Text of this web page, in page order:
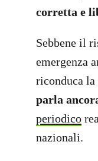
corretta e
Sebbene il
emergenza
riconduca
parla
periodico
nazionali.